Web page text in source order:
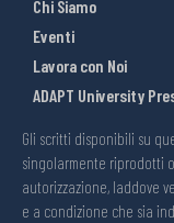
Chi Siamo
Eventi
Lavora con Noi
ADAPT University
Gli scritti disponibili su
singolarmente riprodotti
autorizzazione, laddove
e a condizione che sia